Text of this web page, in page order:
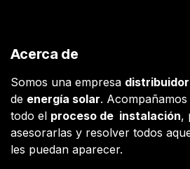
Acerca de
Somos una empresa
de energía solar.
todo el proceso de instalación,
asesorarlas y resolver todos
les puedan aparecer.